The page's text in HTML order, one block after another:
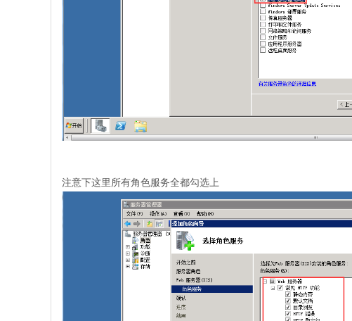
注意下这里所有角色服务全都勾选上